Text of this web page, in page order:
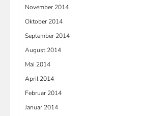
November 2014
Oktober 2014
September 2014
August 2014
Mai 2014
April 2014
Februar 2014
Januar 2014